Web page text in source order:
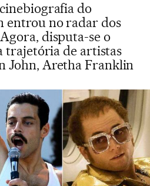
do
entrou no radar dos
disputa-se o
trajetória de artistas
John, Aretha Franklin